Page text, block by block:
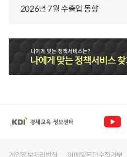
2026년 7월 수출입 동향
개인정보처리방침 이메일무단수집거부